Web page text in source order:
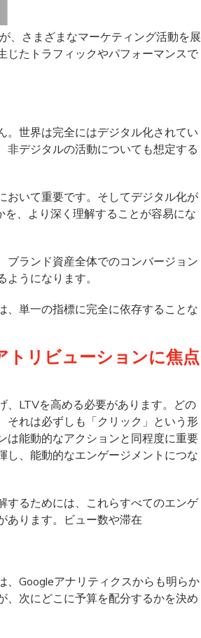
、さまざまなマーケティング活動を展
じたトラフィックやパフォーマンスで
。世界は完全にはデジタル化されてい
非デジタルの活動についても想定する
おいて重要です。そしてデジタル化が
、より深く理解することが容易にな
ブランド資産全体でのコンバージョン
うになります。
、単一の指標に完全に依存することな
トリビューションに焦点
、LTVを高める必要があります。どの
それは必ずしも「クリック」という形
は能動的なアクションと同程度に重要
し、能動的なエンゲージメントにつな
するためには、これらすべてのエンゲ
あります。ビュー数や滞在
、Googleアナリティクスからも明らか
、次にどこに予算を配分するかを決め